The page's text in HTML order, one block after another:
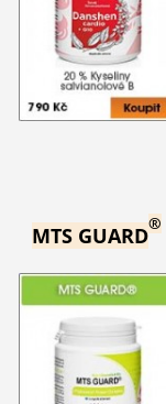
MTS GUARD®